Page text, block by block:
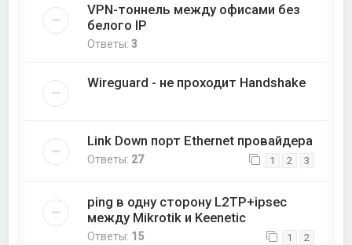
VPN-тоннель между офисами без
белого IP
Ответы:3
Wireguard - не проходит Handshake
Link Down порт Ethernet провайдера
Ответы: 27 1 2 3
ping в одну сторону L2TP+ipsec
между Mikrotik и Keenetic
Ответы: 15 1 2